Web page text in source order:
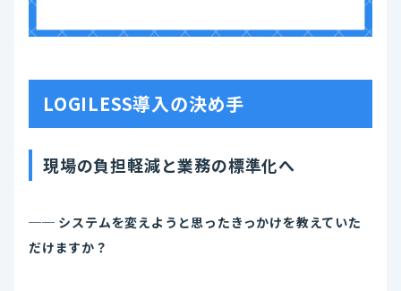
LOGILESS導入の決め手
現場の負担軽減と業務の標準化へ
── システムを変えようと思ったきっかけを教えていた
だけますか？